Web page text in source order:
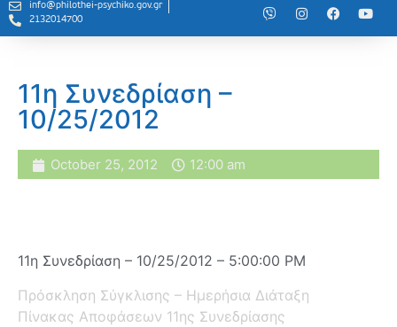
info@philothei-psychiko.gov.gr
2132014700
11η Συνεδρίαση –
10/25/2012
October 25, 2012 12:00 am
11η Συνεδρίαση – 10/25/2012 – 5:00:00 PM
Πρόσκληση Σύγκλισης – Ημερήσια Διάταξη
Πίνακας Αποφάσεων 11ης Συνεδρίασης